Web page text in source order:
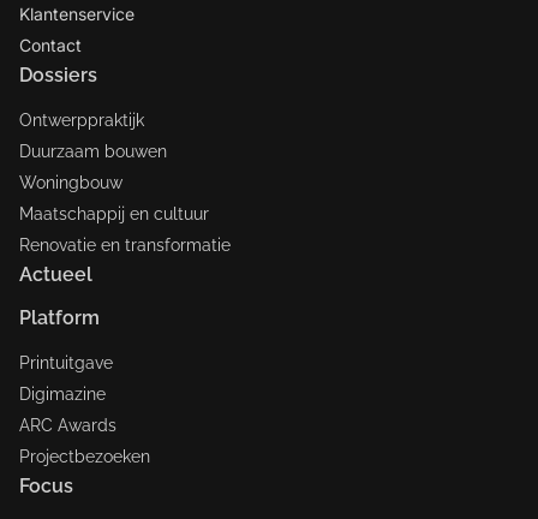
Klantenservice
Contact
Dossiers
Ontwerppraktijk
Duurzaam bouwen
Woningbouw
Maatschappij en cultuur
Renovatie en transformatie
Actueel
Platform
Printuitgave
Digimazine
ARC Awards
Projectbezoeken
Focus